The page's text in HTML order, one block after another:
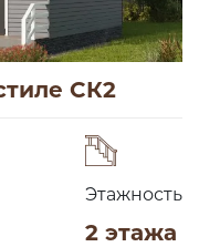
СК2
Этажность
2 этажа